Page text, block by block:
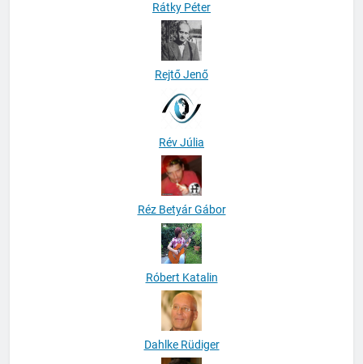
Rátky Péter
Rejtő Jenő
Rév Júlia
Réz Betyár Gábor
Róbert Katalin
Dahlke Rüdiger